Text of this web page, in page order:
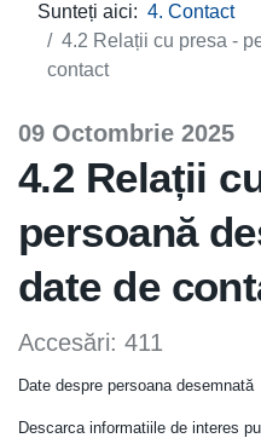
Sunteți aici: 4. Contact
4.2 Relații cu presa -
contact
4.2 Relații
persoană
date de
09 Octombrie 2025
Accesări: 411
Date despre persoana desemnată
Descarca informatiile de interes